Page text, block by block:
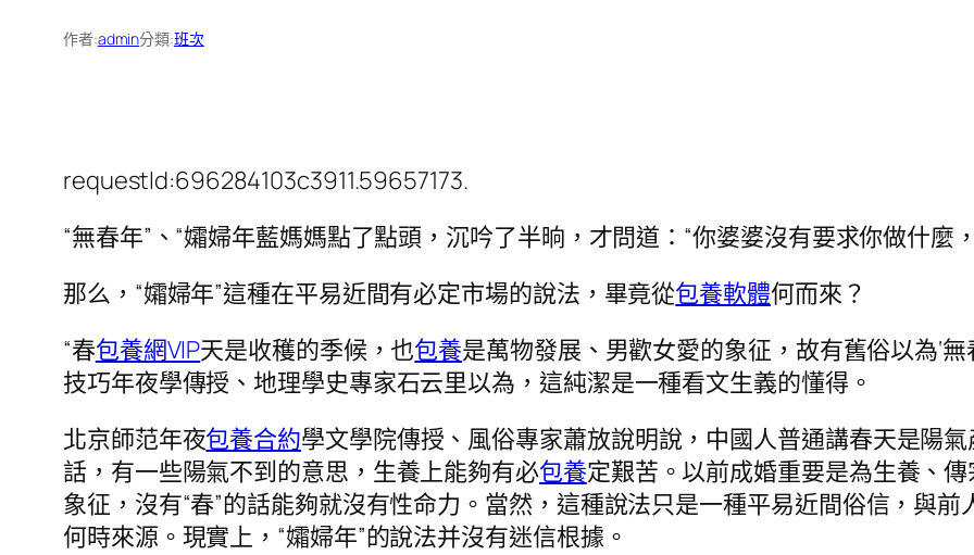
作者:admin分類:班次
requestId:696284103c3911.59657173.
“無春年”、“孀婦年藍媽媽點了點頭，沉吟了半晌，才問道：“你婆婆沒有要求你做什麼
那么，“孀婦年”這種在平易近間有必定市場的說法，畢竟從包養軟體何而來？
“春包養網VIP天是收穫的季候，也包養是萬物發展、男歡女愛的象征，故有舊俗以為‘無
技巧年夜學傳授、地理學史專家石云里以為，這純潔是一種看文生義的懂得。
北京師范年夜包養合約學文學院傳授、風俗專家蕭放說明說，中國人普通講春天是陽
話，有一些陽氣不到的意思，生養上能夠有必包養定艱苦。以前成婚重要是為生養、
象征，沒有“春”的話能夠就沒有性命力。當然，這種說法只是一種平易近間俗信，與
何時來源。現實上，“孀婦年”的說法并沒有迷信根據。